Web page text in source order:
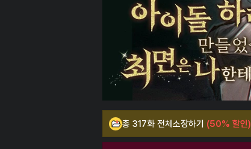
총 317화 전체소장하기 (50% 할인)